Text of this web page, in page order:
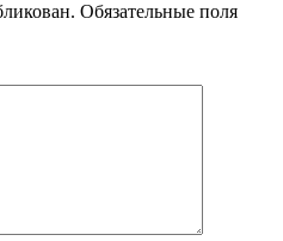
Обязательные поля